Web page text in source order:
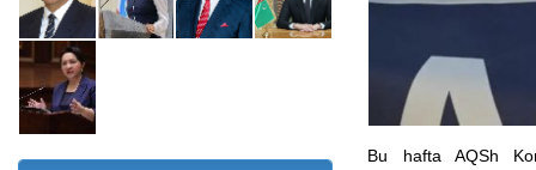
Bu hafta AQSh